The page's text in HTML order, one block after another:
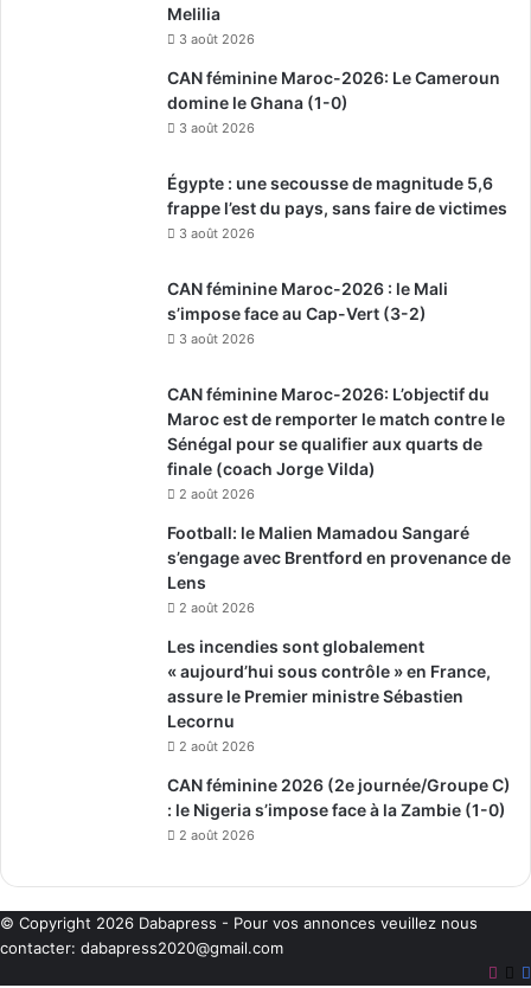
Melilia
3 août 2026
CAN féminine Maroc-2026: Le Cameroun
domine le Ghana (1-0)
3 août 2026
Égypte : une secousse de magnitude 5,6
frappe l’est du pays, sans faire de victimes
3 août 2026
CAN féminine Maroc-2026 : le Mali
s’impose face au Cap-Vert (3-2)
3 août 2026
CAN féminine Maroc-2026: L’objectif du
Maroc est de remporter le match contre le
Sénégal pour se qualifier aux quarts de
finale (coach Jorge Vilda)
2 août 2026
Football: le Malien Mamadou Sangaré
s’engage avec Brentford en provenance de
Lens
2 août 2026
Les incendies sont globalement
« aujourd’hui sous contrôle » en France,
assure le Premier ministre Sébastien
Lecornu
2 août 2026
CAN féminine 2026 (2e journée/Groupe C)
: le Nigeria s’impose face à la Zambie (1-0)
2 août 2026
© Copyright 2026 Dabapress - Pour vos annonces veuillez nous
contacter: dabapress2020@gmail.com